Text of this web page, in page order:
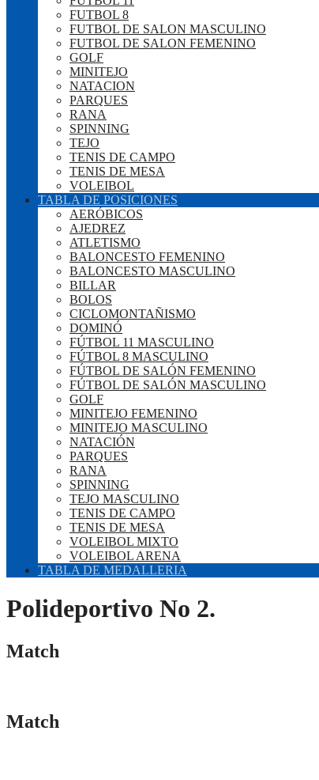
FUTBOL 8
FUTBOL DE SALON MASCULINO
FUTBOL DE SALON FEMENINO
GOLF
MINITEJO
NATACION
PARQUES
RANA
SPINNING
TEJO
TENIS DE CAMPO
TENIS DE MESA
VOLEIBOL
TABLA DE POSICIONES
AERÓBICOS
AJEDREZ
ATLETISMO
BALONCESTO FEMENINO
BALONCESTO MASCULINO
BILLAR
BOLOS
CICLOMONTAÑISMO
DOMINÓ
FÚTBOL 11 MASCULINO
FÚTBOL 8 MASCULINO
FÚTBOL DE SALÓN FEMENINO
FÚTBOL DE SALÓN MASCULINO
GOLF
MINITEJO FEMENINO
MINITEJO MASCULINO
NATACIÓN
PARQUES
RANA
SPINNING
TEJO MASCULINO
TENIS DE CAMPO
TENIS DE MESA
VOLEIBOL MIXTO
VOLEIBOL ARENA
TABLA DE MEDALLERIA
Polideportivo No 2.
Match
Match